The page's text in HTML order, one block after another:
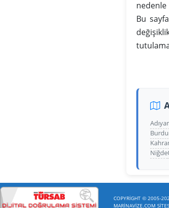
Bu
Niğde
COPYRİGHT © 2005-
MARİNAVİZE.COM